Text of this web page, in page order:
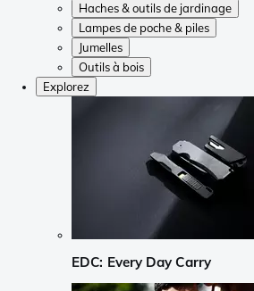
Haches & outils de jardinage
Lampes de poche & piles
Jumelles
Outils à bois
Explorez
EDC: Every Day Carry